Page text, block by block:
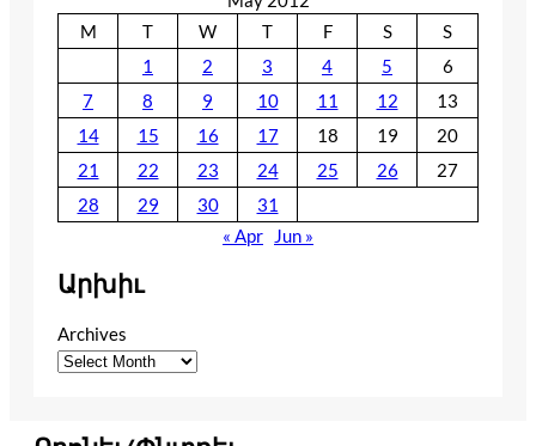
M
T W T F S
S
1
2 3 4 5
6
7
8 9 10 11 12
13
14
15 16 17 18 19
20
21
22 23 24 25 26
27
28
29 30
31
« Apr
Jun »
Արխիւ
Archives